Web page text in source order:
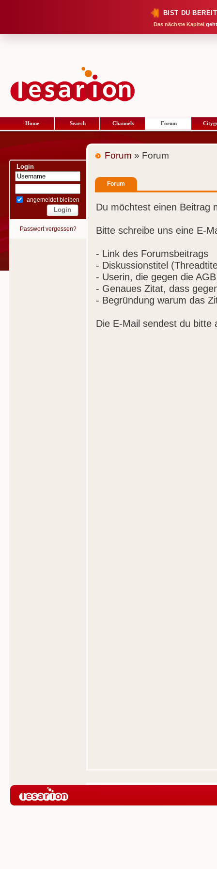
BIST DU
Das nächste Kapitel
Home Search Channels Forum
Login
angemeldet bleiben
Passwort vergessen?
Forum » Forum
Forum
Du möchtest einen Beitrag
Bitte schreibe uns eine E-
- Link des Forumsbeitrags
- Diskussionstitel
- Userin, die gegen die
- Genaues Zitat, dass
- Begründung warum das
Die E-Mail sendest du bitte